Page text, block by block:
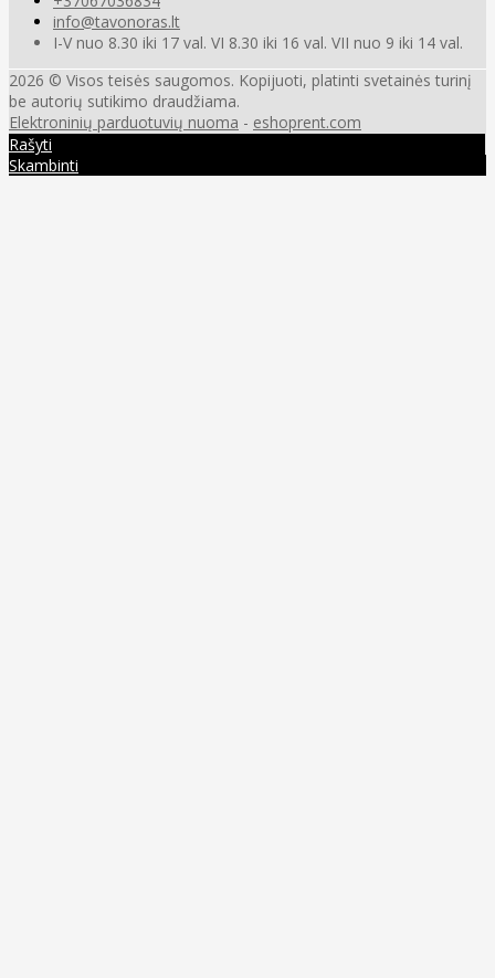
info@tavonoras.lt
I-V nuo 8.30 iki 17 val. VI 8.30 iki 16 val. VII nuo 9 iki 14 val.
2026 © Visos teisės saugomos. Kopijuoti, platinti svetainės turinį
be autorių sutikimo draudžiama.
Elektroninių parduotuvių nuoma - eshoprent.com
Rašyti
Skambinti